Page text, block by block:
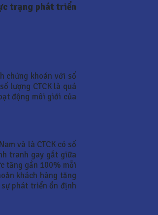
trạng phát triển
chứng khoán với số
lượng CTCK là quá
động môi giới của
và là CTCK có số
tranh gay gắt giữa
tăng gần 100% mỗi
khách hàng tăng
phát triển ổn định